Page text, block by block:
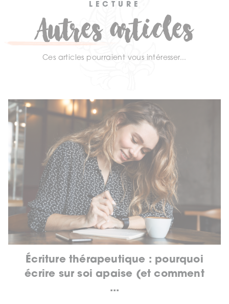
LECTURE
Autres articles
Ces articles pourraient vous intéresser...
Écriture thérapeutique : pourquoi
écrire sur soi apaise (et comment
...